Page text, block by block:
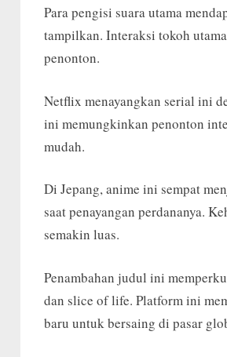
Para pengisi suara utama
tampilkan. Interaksi tokoh
penonton.
Netflix menayangkan serial ini
ini memungkinkan penonton
mudah.
Di Jepang, anime ini sempat
saat penayangan perdananya.
semakin luas.
Penambahan judul ini
dan slice of life. Platform ini
baru untuk bersaing di pasar